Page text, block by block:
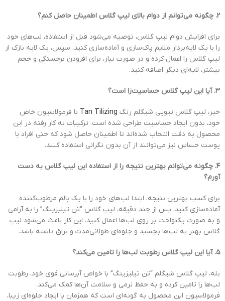
۲. چگونه می‌توانم از دوام بالای لیپ گلاس اطمینان حاصل کنم؟
برای افزایش دوام لیپ گلاس، توصیه می‌شود قبل از استفاده، لب‌های خود
را با یک لایه‌بردار ملایم پاک‌سازی و آماده‌سازی کنید. سپس، یک لایه نازک از
لیپ گلاس را اعمال کرده و در صورت نیاز، برای افزودن برجستگی و حجم
بیشتر، لایه‌ای دیگر اضافه کنید.
۳. آیا این لیپ گلاس حساسیت‌زا است؟
خیر، لیپ گلاس تیوپی شیگلم رنگ Tan Tilizing با فرمولاسیون خاص
خود، بدون ایجاد حساسیت طراحی شده است. ترکیبات به کار رفته در این
محصول به دقت انتخاب شده‌اند تا اطمینان حاصل شود که حتی افراد با
پوست حساس نیز می‌توانند از آن بدون نگرانی استفاده کنند.
۴. چگونه می‌توانم بهترین نتیجه را از استفاده این لیپ گلاس به دست
آورم؟
برای کسب بهترین نتیجه، ابتدا لب‌های خود را با یک بالم مرطوب‌کننده
آماده‌سازی کنید. پس از چند دقیقه، لیپ گلاس “تن تیلیزینگ” را به آرامی
و به صورت یکنواخت بر روی لب‌ها اعمال کنید. این کار باعث می‌شود لیپ
گلاس بهتر به لب‌ها بچسبد و جلوه‌ای طولانی‌مدت و براق داشته باشد.
۵. آیا این لیپ گلاس رطوبت لب‌ها را تامین می‌کند؟
بله، لیپ گلاس شیگلم “تن تیلیزینگ” با خواص آبرسانی قوی خود، رطوبت
لب‌ها را تامین کرده و به حفظ نرمی و سلامت آن‌ها کمک می‌کند.
فرمولاسیون این محصول به گونه‌ای است که همزمان با ایجاد جلوه‌ای زیبا،